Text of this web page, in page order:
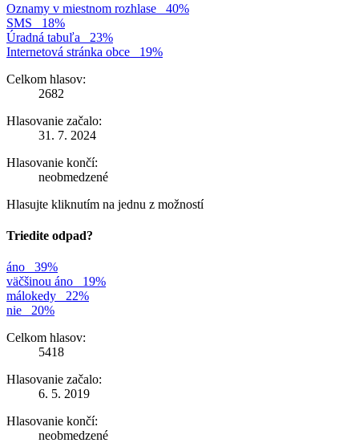
Oznamy v miestnom rozhlase
40%
SMS
18%
Úradná tabuľa
23%
Internetová stránka obce
19%
Celkom hlasov:
2682
Hlasovanie začalo:
31. 7. 2024
Hlasovanie končí:
neobmedzené
Hlasujte kliknutím na jednu z možností
Triedite odpad?
áno
39%
väčšinou áno
19%
málokedy
22%
nie
20%
Celkom hlasov:
5418
Hlasovanie začalo:
6. 5. 2019
Hlasovanie končí:
neobmedzené